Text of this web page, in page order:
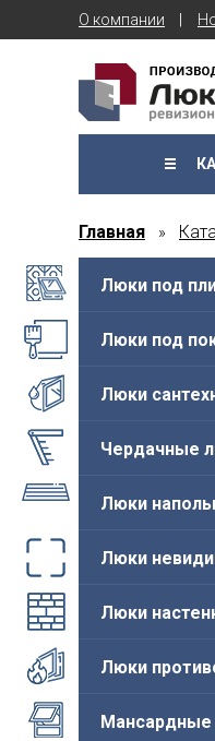
О компании
Главная »
Люки под
Люки под
Люки
Чердачные
Люки
Люки
Люки
Люки
Мансардные